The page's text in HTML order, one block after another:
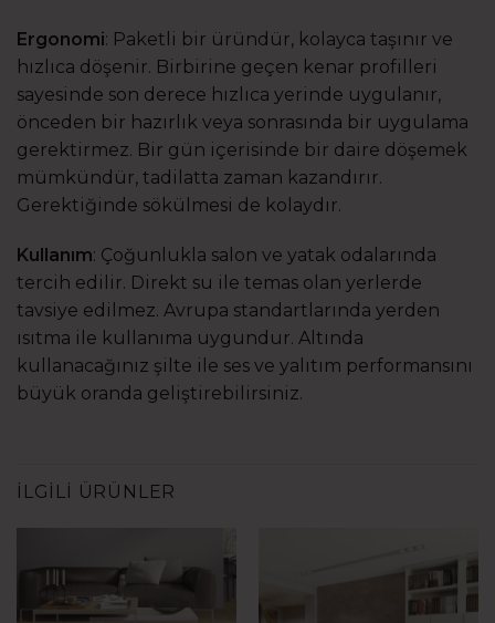
Ergonomi: Paketli bir üründür, kolayca taşınır ve
hızlıca döşenir. Birbirine geçen kenar profilleri
sayesinde son derece hızlıca yerinde uygulanır,
önceden bir hazırlık veya sonrasında bir uygulama
gerektirmez. Bir gün içerisinde bir daire döşemek
mümkündür, tadilatta zaman kazandırır.
Gerektiğinde sökülmesi de kolaydır.
Kullanım: Çoğunlukla salon ve yatak odalarında
tercih edilir. Direkt su ile temas olan yerlerde
tavsiye edilmez. Avrupa standartlarında yerden
ısıtma ile kullanıma uygundur. Altında
kullanacağınız şilte ile ses ve yalıtım performansını
büyük oranda geliştirebilirsiniz.
İLGILI ÜRÜNLER